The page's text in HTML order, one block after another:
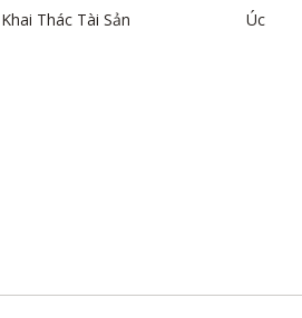
Khai Thác Tài Sản
Úc